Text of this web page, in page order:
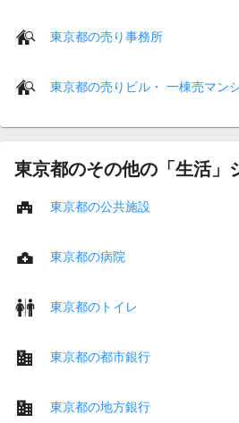
東京都の売り事務所
東京都の売りビル・ 一棟売マン
東京都のその他の「生活」
東京都の公共施設
東京都の病院
東京都のトイレ
東京都の都市銀行
東京都の地方銀行